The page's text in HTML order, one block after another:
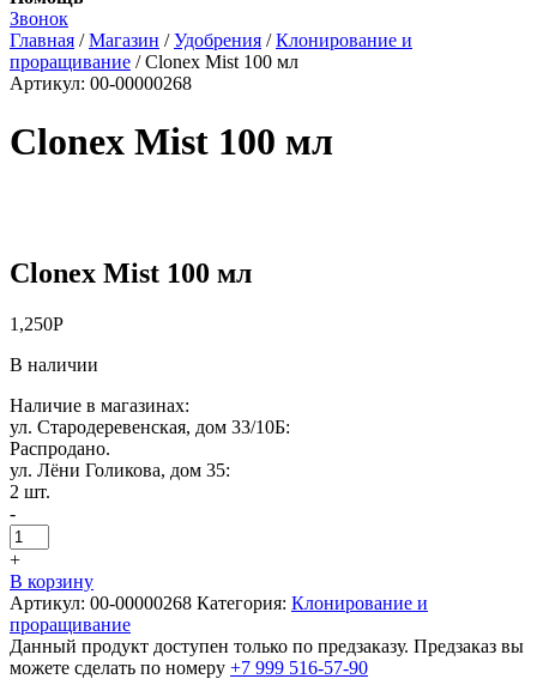
Звонок
Главная /Магазин /Удобрения /Клонирование и
проращивание /Clonex Mist 100 мл
Артикул: 00-00000268
Clonex Mist 100 мл
Clonex Mist 100 мл
1,250Р
В наличии
Наличие в магазинах:
ул. Стародеревенская, дом 33/10Б:
Распродано.
ул. Лёни Голикова, дом 35:
2 шт.
-
+
В корзину
Артикул: 00-00000268 Категория: Клонирование и
проращивание
Данный продукт доступен только по предзаказу. Предзаказ вы
можете сделать по номеру +7 999 516-57-90